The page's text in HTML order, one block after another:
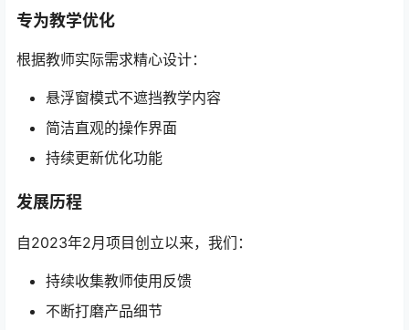
专为教学优化
根据教师实际需求精心设计：
悬浮窗模式不遮挡教学内容
简洁直观的操作界面
持续更新优化功能
发展历程
自2023年2月项目创立以来，我们：
持续收集教师使用反馈
不断打磨产品细节